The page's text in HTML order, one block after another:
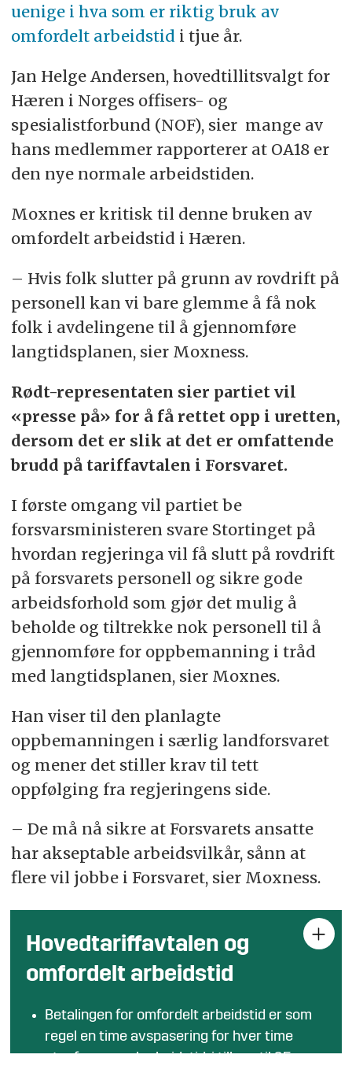
uenige i hva som er riktig bruk av
omfordelt arbeidstidi tjue år.
Jan Helge Andersen, hovedtillitsvalgt for
Hæren i Norges offisers- og
spesialistforbund (NOF), sier mange av
hans medlemmer rapporterer at OA18 er
den nye normale arbeidstiden.
Moxnes er kritisk til denne bruken av
omfordelt arbeidstid i Hæren.
– Hvis folk slutter på grunn av rovdrift på
personell kan vi bare glemme å få nok
folk i avdelingene til å gjennomføre
langtidsplanen, sier Moxness.
Rødt-representaten sier partiet vil
«presse på» for å få rettet opp i uretten,
dersom det er slik at det er omfattende
brudd på tariffavtalen i Forsvaret.
I første omgang vil partiet be
forsvarsministeren svare Stortinget på
hvordan regjeringa vil få slutt på rovdrift
på forsvarets personell og sikre gode
arbeidsforhold som gjør det mulig å
beholde og tiltrekke nok personell til å
gjennomføre for oppbemanning i tråd
med langtidsplanen, sier Moxnes.
Han viser til den planlagte
oppbemanningen i særlig landforsvaret
og mener det stiller krav til tett
oppfølging fra regjeringens side.
– De må nå sikre at Forsvarets ansatte
har akseptable arbeidsvilkår, sånn at
flere vil jobbe i Forsvaret, sier Moxness.
Hovedtariffavtalen og
omfordelt arbeidstid
Betalingen for omfordelt arbeidstid er som
regel en time avspasering for hver time
utenfor normal arbeidstid, i tillegg til 25